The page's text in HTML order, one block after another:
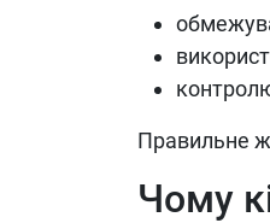
Правильне
Чому